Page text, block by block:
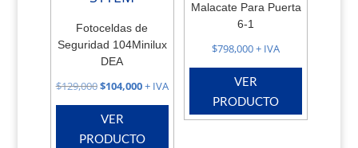
Fotoceldas de
Seguridad 104Minilux
DEA
$129,000El
precio
original
$104,000El
precio
+ IVA
VER
PRODUCTO
Malacate Para Puerta
6-1
$798,000+ IVA
VER
PRODUCTO